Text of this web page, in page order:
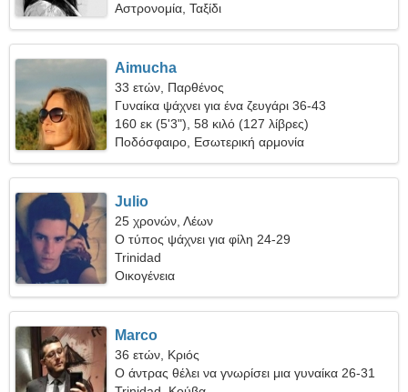
Αστρονομία, Ταξίδι
Aimucha
33 ετών, Παρθένος
Γυναίκα ψάχνει για ένα ζευγάρι 36-43
160 εκ (5'3"), 58 κιλό (127 λίβρες)
Ποδόσφαιρο, Εσωτερική αρμονία
Julio
25 χρονών, Λέων
Ο τύπος ψάχνει για φίλη 24-29
Trinidad
Οικογένεια
Marco
36 ετών, Κριός
Ο άντρας θέλει να γνωρίσει μια γυναίκα 26-31